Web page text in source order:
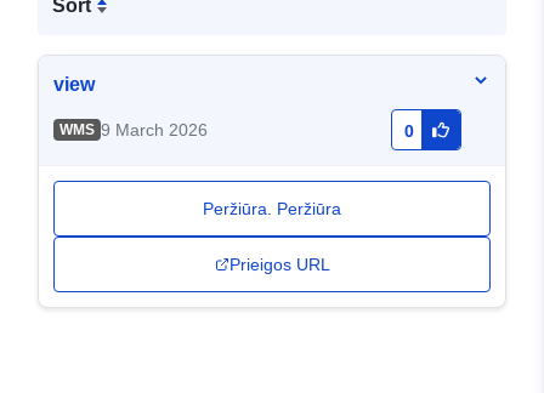
Sort
view
WMS 9 March 2026 0
Peržiūra. Peržiūra
Prieigos URL